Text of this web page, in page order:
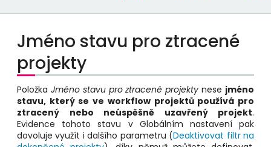
Jméno stavu pro ztracené
projekty
Položka Jméno stavu pro ztracené projektynese jméno
stavu, který se ve workflow projektů používá pro
ztracený nebo neúspěšně uzavřený projekt.
Evidence tohoto stavu v Globálním nastavení pak
dovoluje využít i dalšího parametru (Deaktivovat filtr na